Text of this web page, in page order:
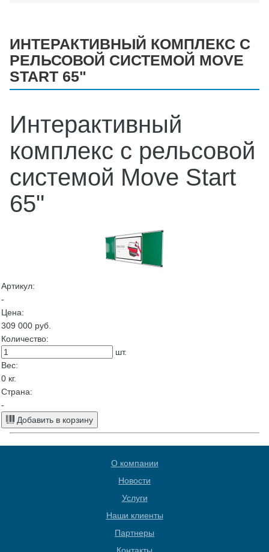
ИНТЕРАКТИВНЫЙ КОМПЛЕКС С
РЕЛЬСОВОЙ СИСТЕМОЙ MOVE
START 65"
Интерактивный
комплекс с рельсовой
системой Move Start
65"
Артикул:
-
Цена:
309 000 руб.
Количество:
шт.
Вес:
0 кг.
Страна:
-
Добавить в корзину
О компании
Новости
Услуги
Наши клиенты
Партнеры